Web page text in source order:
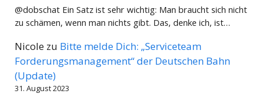
@dobschat Ein Satz ist sehr wichtig: Man braucht sich nicht
zu schämen, wenn man nichts gibt. Das, denke ich, ist…
Nicole zu Bitte melde Dich: „Serviceteam
Forderungsmanagement“ der Deutschen Bahn
(Update)
31. August 2023